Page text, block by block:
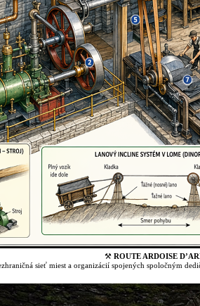
⚒ ROUTE ARDOISE
sieť miest a organizácií spojených spoločným